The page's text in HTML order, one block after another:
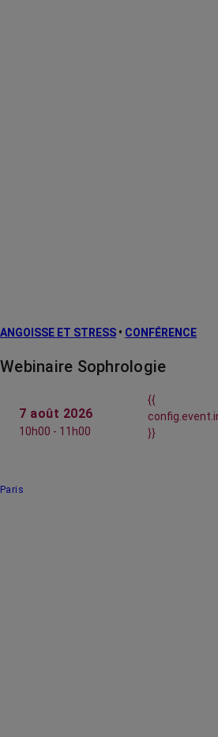
ANGOISSE ET STRESS • CONFÉRENCE
Webinaire Sophrologie
7 août 2026
10h00 - 11h00
{{
}}
Paris